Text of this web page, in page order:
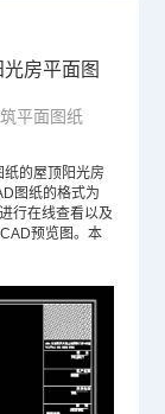
房平面图
平面图纸
纸的屋顶阳光房
图纸的格式为
行在线查看以及
预览图。本